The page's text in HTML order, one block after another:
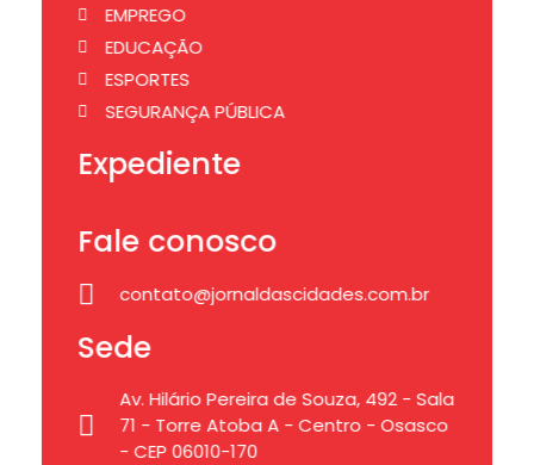
EMPREGO
EDUCAÇÃO
ESPORTES
SEGURANÇA PÚBLICA
Expediente
Fale conosco
contato@jornaldascidades.com.br
Sede
Av. Hilário Pereira de Souza, 492 - Sala
71 - Torre Atoba A - Centro - Osasco
- CEP 06010-170